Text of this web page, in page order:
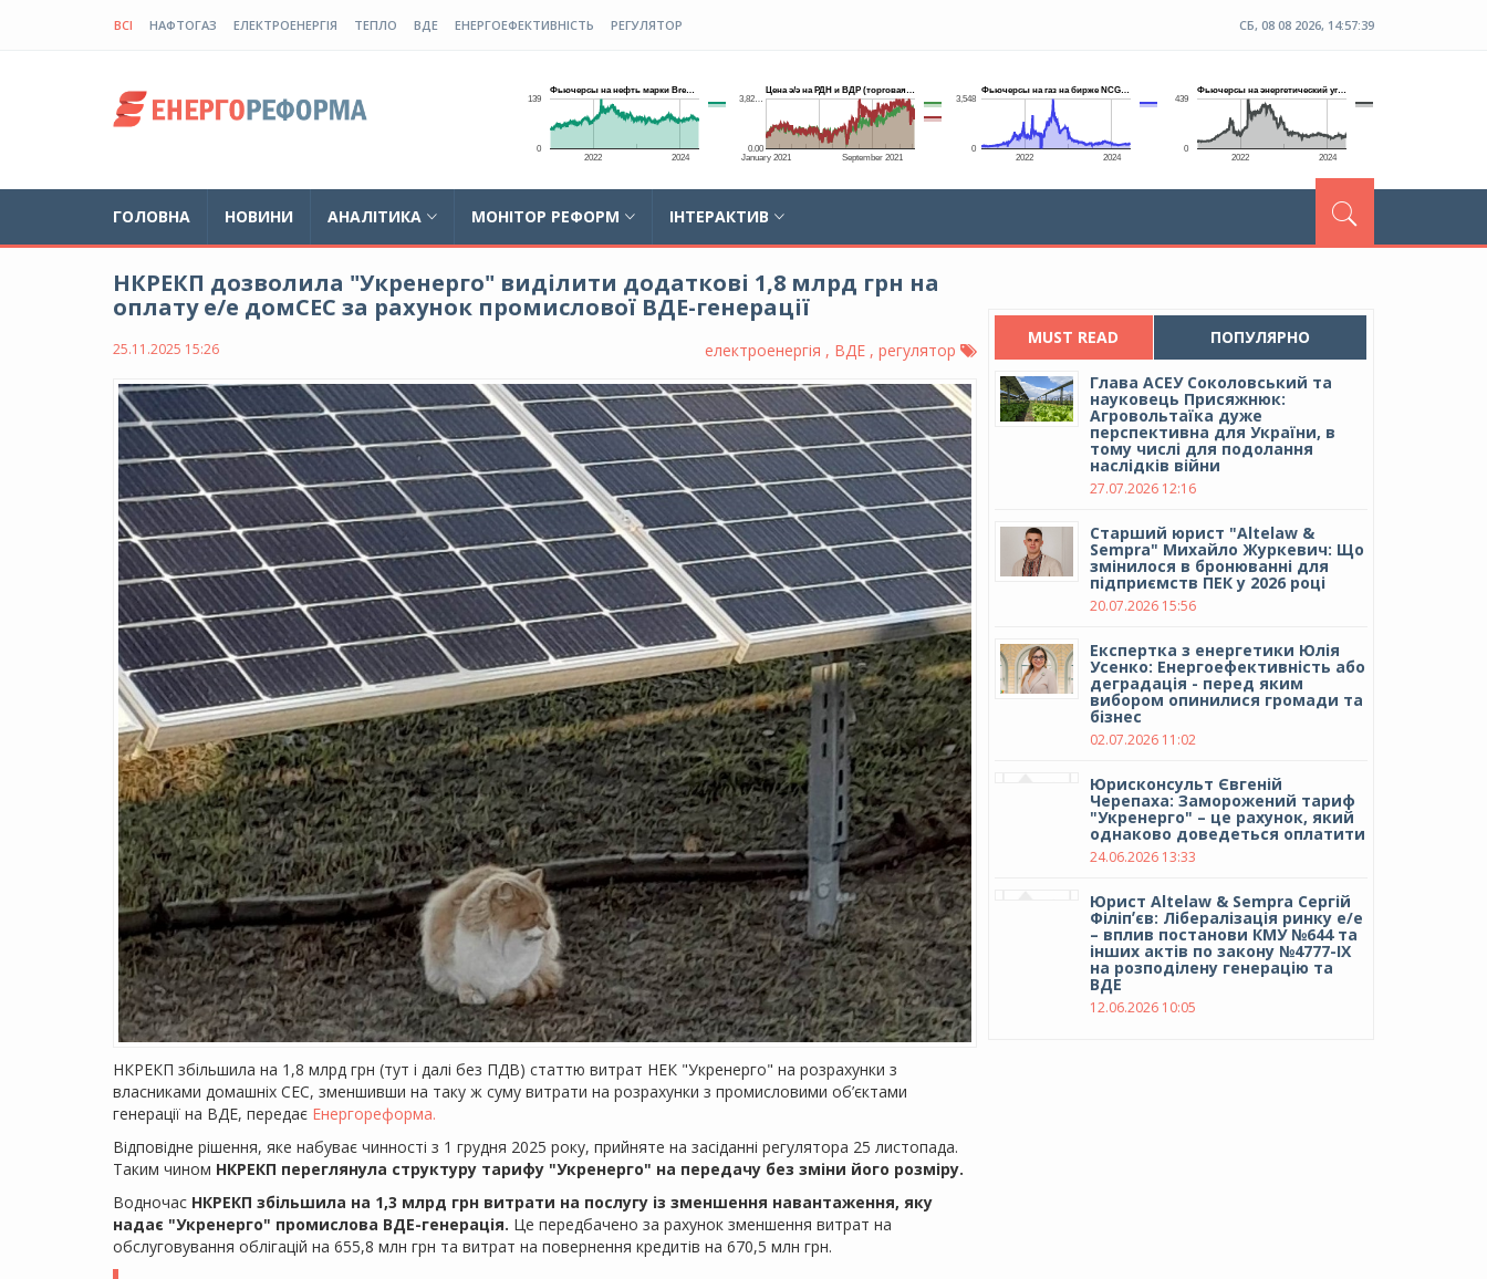
ВСІ НАФТОГАЗ ЕЛЕКТРОЕНЕРГІЯ ТЕПЛО ВДЕ ЕНЕРГОЕФЕКТИВНІСТЬ РЕГУЛЯТОР СБ, 08 08 2026, 14:57:40
ГОЛОВНА НОВИНИ АНАЛІТИКА МОНІТОР РЕФОРМ ІНТЕРАКТИВ
НКРЕКП дозволила "Укренерго" виділити додаткові 1,8 млрд грн на
оплату е/е домСЕС за рахунок промислової ВДЕ-генерації
25.11.2025 15:26 електроенергія , ВДЕ , регулятор
НКРЕКП збільшила на 1,8 млрд грн (тут і далі без ПДВ) статтю витрат НЕК "Укренерго" на розрахунки з
власниками домашніх СЕС, зменшивши на таку ж суму витрати на розрахунки з промисловими об’єктами
генерації на ВДЕ, передає Енергореформа.
Відповідне рішення, яке набуває чинності з 1 грудня 2025 року, прийняте на засіданні регулятора 25 листопада.
Таким чином НКРЕКП переглянула структуру тарифу "Укренерго" на передачу без зміни його розміру.
Водночас НКРЕКП збільшила на 1,3 млрд грн витрати на послугу із зменшення навантаження, яку
надає "Укренерго" промислова ВДЕ-генерація. Це передбачено за рахунок зменшення витрат на
обслуговування облігацій на 655,8 млн грн та витрат на повернення кредитів на 670,5 млн грн.
MUST READ ПОПУЛЯРНО
Глава АСЕУ Соколовський та
науковець Присяжнюк:
Агровольтаїка дуже
перспективна для України, в
тому числі для подолання
наслідків війни
27.07.2026 12:16
Cтарший юрист "Altelaw &
Sempra" Михайло Журкевич: Що
змінилося в бронюванні для
підприємств ПЕК у 2026 році
20.07.2026 15:56
Експертка з енергетики Юлія
Усенко: Енергоефективність або
деградація - перед яким
вибором опинилися громади та
бізнес
02.07.2026 11:02
Юрисконсульт Євгеній
Черепаха: Заморожений тариф
"Укренерго" – це рахунок, який
однаково доведеться оплатити
24.06.2026 13:33
Юрист Altelaw & Sempra Сергій
Філіпʼєв: Лібералізація ринку е/е
– вплив постанови КМУ №644 та
інших актів по закону №4777-IX
на розподілену генерацію та
ВДЕ
12.06.2026 10:05